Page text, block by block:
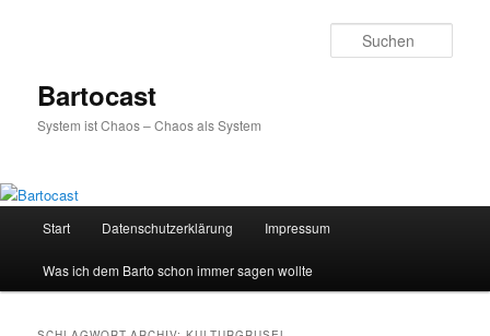
Bartocast
System ist Chaos – Chaos als System
Start Datenschutzerklärung Impressum
Was ich dem Barto schon immer sagen wollte